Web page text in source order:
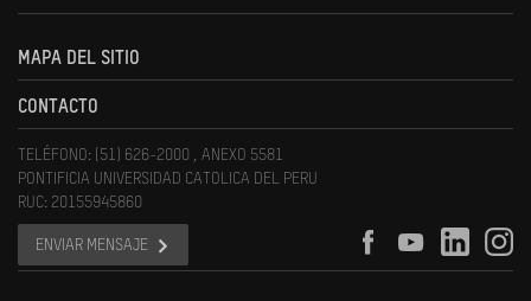
MAPA DEL SITIO
CONTACTO
TELÉFONO: (51) 626-2000 , ANEXO 5581
PONTIFICIA UNIVERSIDAD CATOLICA DEL PERU
RUC: 20155945860
ENVIAR MENSAJE